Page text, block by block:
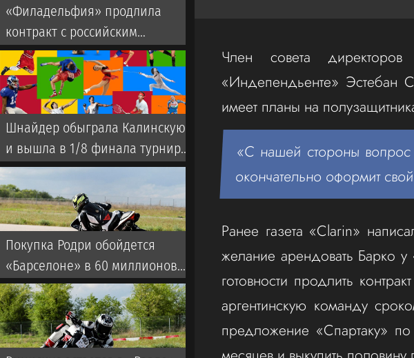
Член совета директоров
«Индепендьенте» Эстебан
имеет планы на
«С нашей стороны
окончательно оформит
Ранее газета «Clarin»
желание арендовать Барко
готовности продлить
аргентинскую команду
предложение «Спартаку»
«Филадельфия» продлила
контракт с российским
форвардом Гребенкиным
Шнайдер обыграла Калинскую
и вышла в 1/8 финала турнира
WTA 1000 в Торонто
Покупка Родри обойдется
«Барселоне» в 60 миллионов.
Ход «Реала»